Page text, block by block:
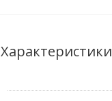
Характеристики